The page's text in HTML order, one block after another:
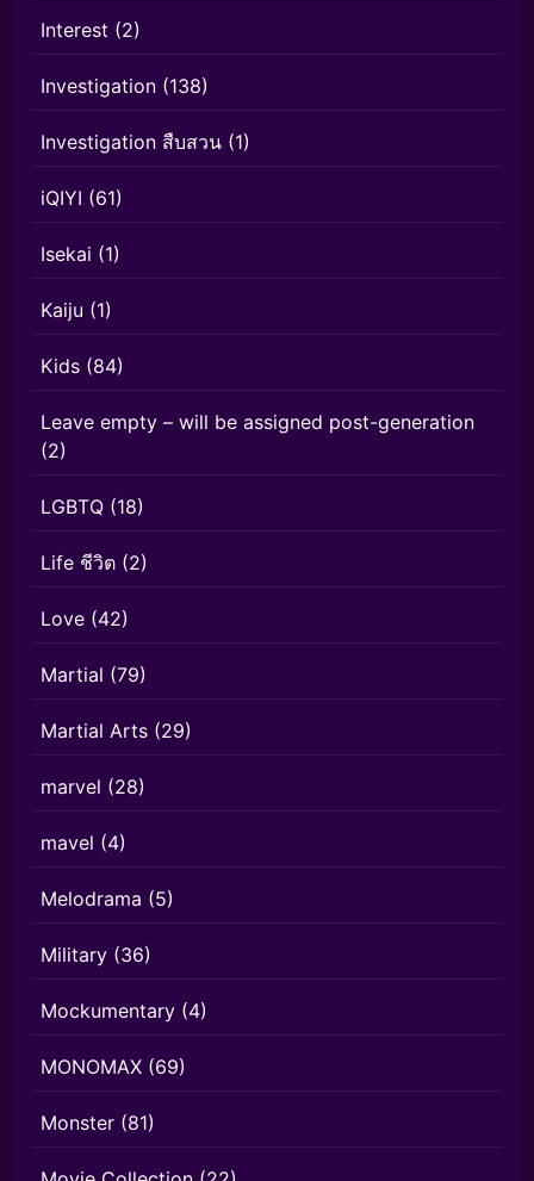
Interest (2)
Investigation (138)
Investigation สืบสวน (1)
iQIYI (61)
Isekai (1)
Kaiju (1)
Kids (84)
Leave empty – will be assigned post-generation
(2)
LGBTQ (18)
Life ชีวิต (2)
Love (42)
Martial (79)
Martial Arts (29)
marvel (28)
mavel (4)
Melodrama (5)
Military (36)
Mockumentary (4)
MONOMAX (69)
Monster (81)